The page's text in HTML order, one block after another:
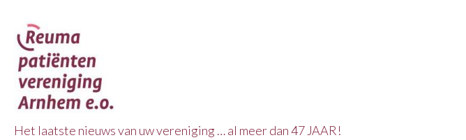
Het laatste nieuws van uw vereniging … al meer dan 47 JAAR!